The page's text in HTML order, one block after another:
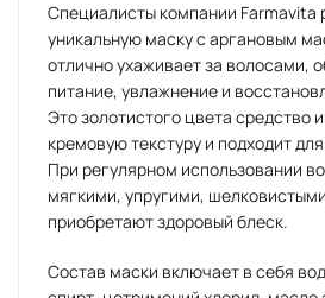
Специалисты компании Farmavita
уникальную маску с аргановым
отлично ухаживает за волосами,
питание, увлажнение и
Это золотистого цвета средство
кремовую текстуру и подходит
При регулярном использовании
мягкими, упругими,
приобретают здоровый блеск.
Состав маски включает в себя